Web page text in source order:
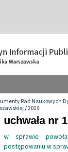
Rad Naukowych
/2026
uchwała nr
w sprawie
postępowaniu w